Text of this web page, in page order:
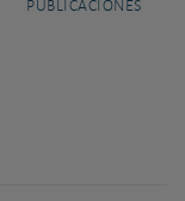
PUBLICACIONES